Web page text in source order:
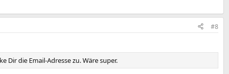
#8
Dir die Email-Adresse zu. Wäre super.